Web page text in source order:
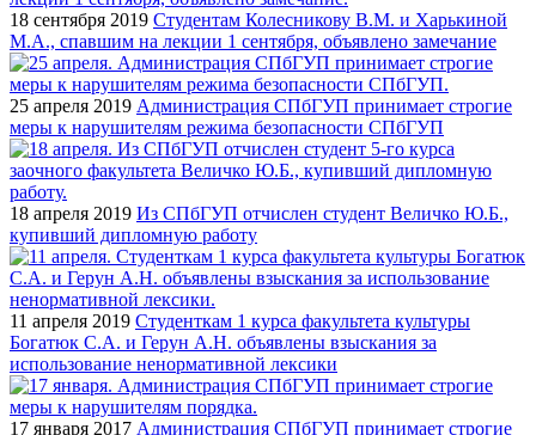
18 сентября 2019 Студентам Колесникову В.М. и Харькиной
М.А., спавшим на лекции 1 сентября, объявлено замечание
25 апреля 2019 Администрация СПбГУП принимает строгие
меры к нарушителям режима безопасности СПбГУП
18 апреля 2019 Из СПбГУП отчислен студент Величко Ю.Б.,
купивший дипломную работу
11 апреля 2019 Студенткам 1 курса факультета культуры
Богатюк С.А. и Герун А.Н. объявлены взыскания за
использование ненормативной лексики
17 января 2017 Администрация СПбГУП принимает строгие